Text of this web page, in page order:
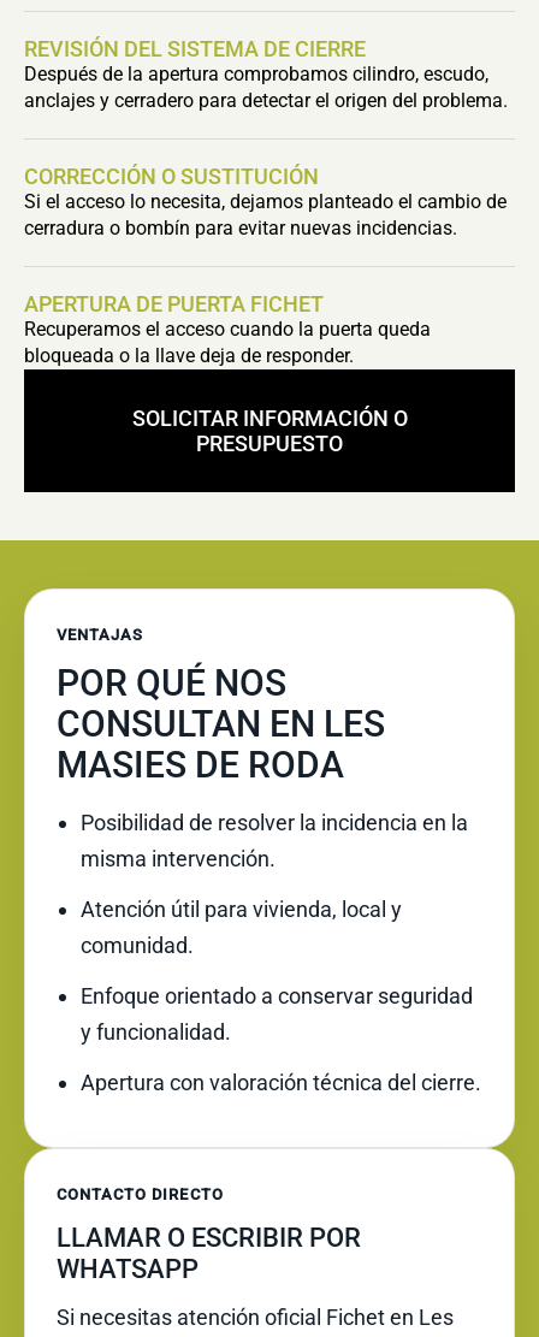
REVISIÓN DEL SISTEMA DE CIERRE
Después de la apertura comprobamos cilindro, escudo,
anclajes y cerradero para detectar el origen del problema.
CORRECCIÓN O SUSTITUCIÓN
Si el acceso lo necesita, dejamos planteado el cambio de
cerradura o bombín para evitar nuevas incidencias.
APERTURA DE PUERTA FICHET
Recuperamos el acceso cuando la puerta queda
bloqueada o la llave deja de responder.
SOLICITAR INFORMACIÓN O
PRESUPUESTO
VENTAJAS
POR QUÉ NOS
CONSULTAN EN LES
MASIES DE RODA
Posibilidad de resolver la incidencia en la
misma intervención.
Atención útil para vivienda, local y
comunidad.
Enfoque orientado a conservar seguridad
y funcionalidad.
Apertura con valoración técnica del cierre.
CONTACTO DIRECTO
LLAMAR O ESCRIBIR POR
WHATSAPP
Si necesitas atención oficial Fichet en Les